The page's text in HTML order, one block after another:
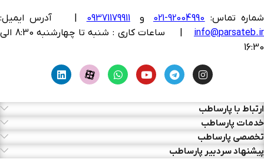
شماره تماس: 92004990-021 و 09371179911
آدرس ایمیل:
info@parsateb.ir
| ساعات کاری : شنبه تا چهارشنبه 8:30 الی
16:30
ارتباط با پارساطب
خدمات پارساطب
تخصصی پارساطب
پیشنهاد سردبیر پارساطب